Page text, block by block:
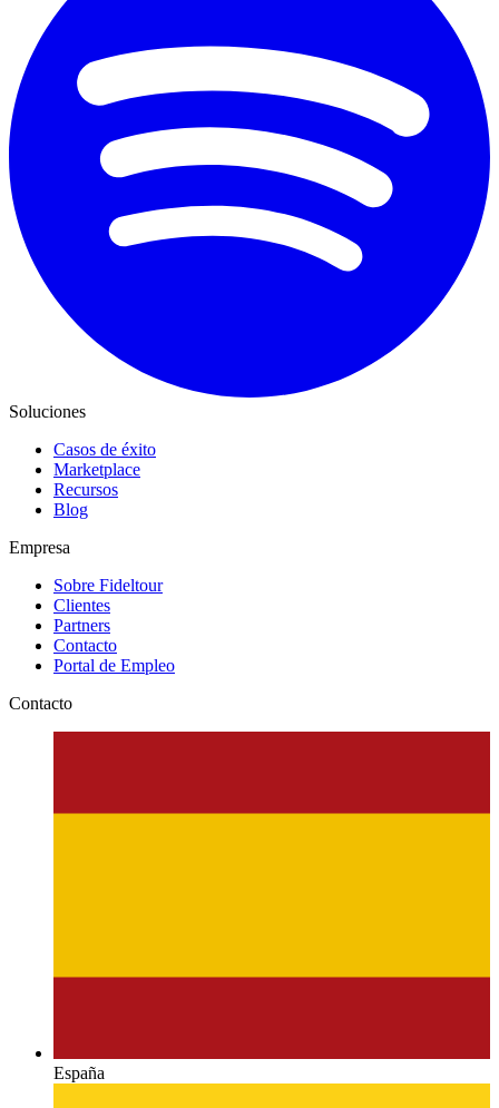
Soluciones
Casos de éxito
Marketplace
Recursos
Blog
Empresa
Sobre Fideltour
Clientes
Partners
Contacto
Portal de Empleo
Contacto
España